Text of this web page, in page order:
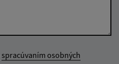
spracúvaním osobných